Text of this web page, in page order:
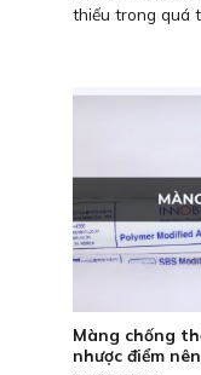
thiếu trong quá
Màng chống
nhược điểm